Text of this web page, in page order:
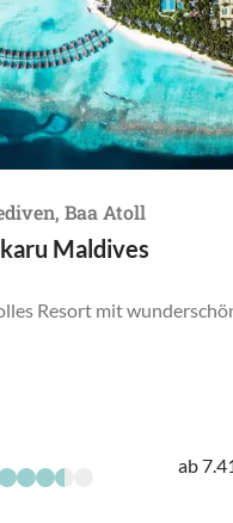
Baa Atoll
Maldives
Resort mit
ab